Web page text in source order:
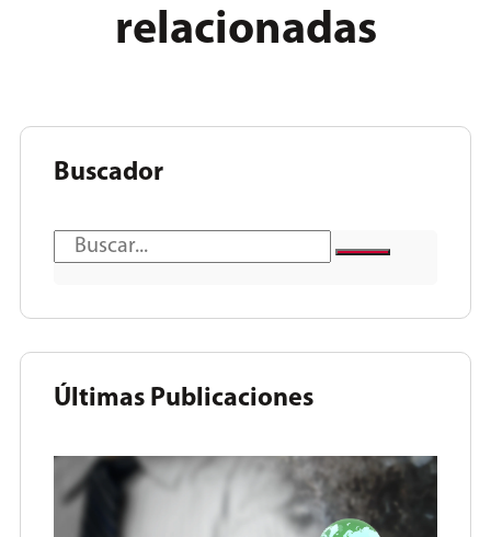
relacionadas
Buscador
Últimas Publicaciones